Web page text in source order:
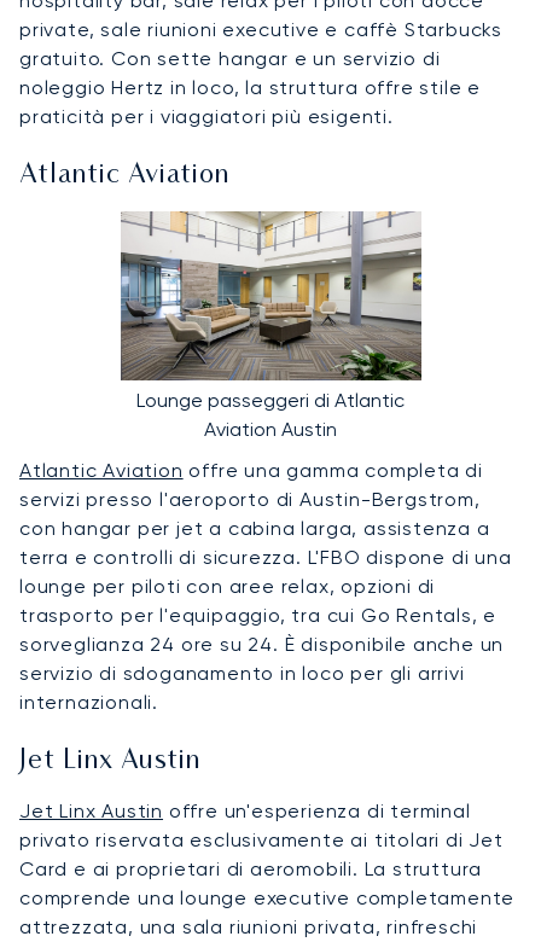
private, sale riunioni executive e caffè Starbucks
gratuito. Con sette hangar e un servizio di
noleggio Hertz in loco, la struttura offre stile e
praticità per i viaggiatori più esigenti.
Atlantic Aviation
Lounge passeggeri di Atlantic
Aviation Austin
Atlantic Aviation offre una gamma completa di
servizi presso l'aeroporto di Austin-Bergstrom,
con hangar per jet a cabina larga, assistenza a
terra e controlli di sicurezza. L'FBO dispone di una
lounge per piloti con aree relax, opzioni di
trasporto per l'equipaggio, tra cui Go Rentals, e
sorveglianza 24 ore su 24. È disponibile anche un
servizio di sdoganamento in loco per gli arrivi
internazionali.
Jet Linx Austin
Jet Linx Austin offre un'esperienza di terminal
privato riservata esclusivamente ai titolari di Jet
Card e ai proprietari di aeromobili. La struttura
comprende una lounge executive completamente
attrezzata, una sala riunioni privata, rinfreschi